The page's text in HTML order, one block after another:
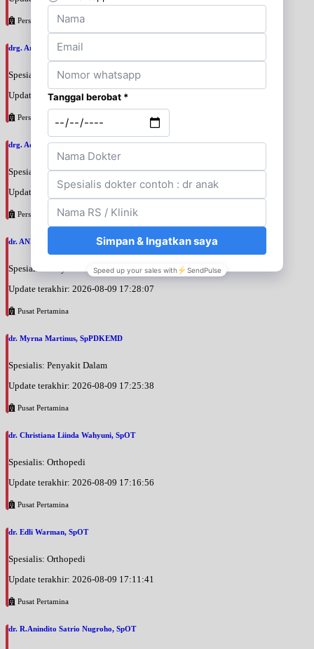
Persahabatan
drg. Arfan Badeges, SpBM
Spesialis: Gigi & Mulut
Update terakhir: 2026-08-09 18:35:24
Persahabatan
drg. Addys Rino Hariar, SpBM
Spesialis: Gigi & Mulut
Update terakhir: 2026-08-09 18:30:30
Persahabatan
dr. ANNA ARIANE, SpPDKR
Spesialis: Penyakit Dalam
Update terakhir: 2026-08-09 17:28:07
Pusat Pertamina
dr. Myrna Martinus, SpPDKEMD
Spesialis: Penyakit Dalam
Update terakhir: 2026-08-09 17:25:38
Pusat Pertamina
dr. Christiana Liinda Wahyuni, SpOT
Spesialis: Orthopedi
Update terakhir: 2026-08-09 17:16:56
Pusat Pertamina
dr. Edli Warman, SpOT
Spesialis: Orthopedi
Update terakhir: 2026-08-09 17:11:41
Pusat Pertamina
dr. R.Anindito Satrio Nugroho, SpOT